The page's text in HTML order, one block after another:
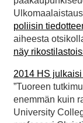
poliisin
aiheesta
näy
2014 HS
”Tuoreen
enemmän kuin
University